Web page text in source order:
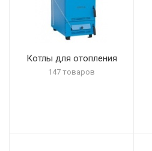
Котлы для отопления
147 товаров